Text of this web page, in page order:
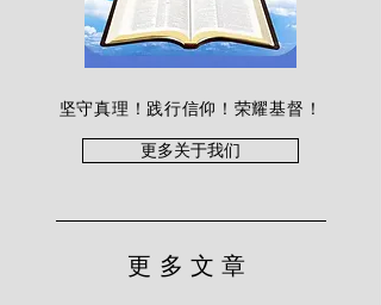
坚守真理！践行信仰！荣耀基督！
更多关于我们
更多文章